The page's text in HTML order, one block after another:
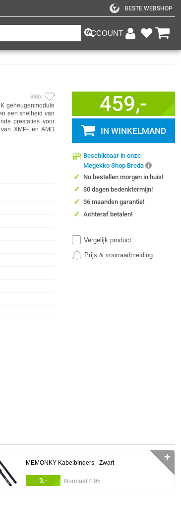
BESTE WEBSHOP
ACCOUNT
698x
geheugenmodule
een snelheid van
prestaties voor
XMP- en AMD
459,-
IN WINKELMAND
Beschikbaar in onze
Megekko Shop Breda
✓ Nu bestellen morgen in huis!
✓ 30 dagen bedenktermijn!
✓ 36 maanden garantie!
✓ Achteraf betalen!
Vergelijk product
Prijs & voorraadmelding
MEMONKY Kabelbinders - Zwart
3,- Normaal 4,95
✛